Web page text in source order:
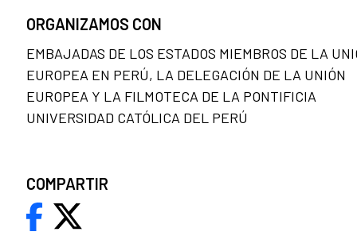
ORGANIZAMOS CON
EMBAJADAS DE LOS ESTADOS MIEMBROS DE LA
EUROPEA EN PERÚ, LA DELEGACIÓN DE LA UNIÓN
EUROPEA Y LA FILMOTECA DE LA PONTIFICIA
UNIVERSIDAD CATÓLICA DEL PERÚ
COMPARTIR